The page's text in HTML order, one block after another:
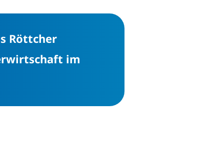
Röttcher(externer Link, öffnet neues
im